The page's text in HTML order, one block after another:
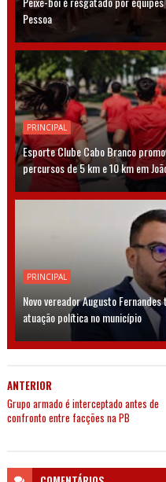
Pessoa
PRINCIPAL
Esporte Clube Cabo Branco
percursos de 5 km e 10 km em
PRINCIPAL
Novo vereador Augusto
atuação política no município
ANTERIOR
Grupo armado é interceptado antes de
confronto entre facções na PB